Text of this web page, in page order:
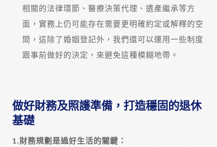
相關的法律環節、醫療決策代理、遺產繼承等方
面，實務上仍可能存在需要更明確約定或解釋的空
間，這除了婚姻登記外，我們還可以運用一些制度
跟事前做好的決定，來避免這種模糊地帶。
做好財務及照護準備，打造穩固的退休
基礎
1.財務規劃是過好生活的關鍵：